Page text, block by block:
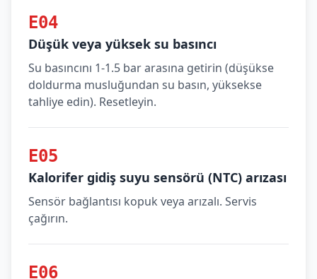
E04
Düşük veya yüksek su basıncı
Su basıncını 1-1.5 bar arasına getirin (düşükse
doldurma musluğundan su basın, yüksekse
tahliye edin). Resetleyin.
E05
Kalorifer gidiş suyu sensörü (NTC) arızası
Sensör bağlantısı kopuk veya arızalı. Servis
çağırın.
E06